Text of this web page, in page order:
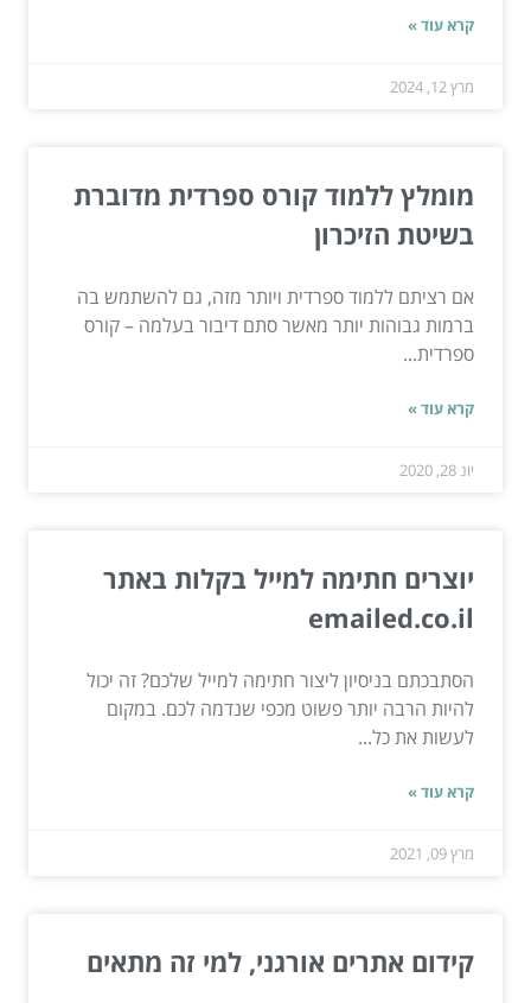
קרא עוד »
מרץ 12, 2024
מומלץ ללמוד קורס ספרדית מדוברת
בשיטת הזיכרון
אם רציתם ללמוד ספרדית ויותר מזה, גם להשתמש בה
ברמות גבוהות יותר מאשר סתם דיבור בעלמה – קורס
ספרדית...
קרא עוד »
יונ 28, 2020
יוצרים חתימה למייל בקלות באתר
emailed.co.il
הסתבכתם בניסיון ליצור חתימה למייל שלכם? זה יכול
להיות הרבה יותר פשוט מכפי שנדמה לכם. במקום
לעשות את כל...
קרא עוד »
מרץ 09, 2021
קידום אתרים אורגני, למי זה מתאים